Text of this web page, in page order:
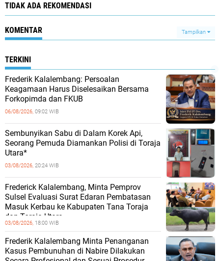
TIDAK ADA REKOMENDASI
KOMENTAR Tampilkan
TERKINI
Frederik Kalalembang: Persoalan
Keagamaan Harus Diselesaikan Bersama
Forkopimda dan FKUB
06/08/2026, 09:02 WIB
Sembunyikan Sabu di Dalam Korek Api,
Seorang Pemuda Diamankan Polisi di Toraja
Utara*
03/08/2026, 20:24 WIB
Frederick Kalalembang, Minta Pemprov
Sulsel Evaluasi Surat Edaran Pembatasan
Masuk Kerbau ke Kabupaten Tana Toraja
dan Toraja Utara
03/08/2026, 18:00 WIB
Frederik Kalalembang Minta Penanganan
Kasus Pembunuhan di Nabire Dilakukan